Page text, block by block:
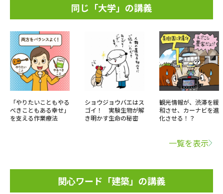
同じ「大学」の講義
「やりたいこともやる
べきこともある幸せ」
を支える作業療法
ショウジョウバエはス
ゴイ！ 実験生物が解
き明かす生命の秘密
観光情報が、渋滞を緩
和させ、カーナビを進
化させる！？
一覧を表示
関心ワード「建築」の講義